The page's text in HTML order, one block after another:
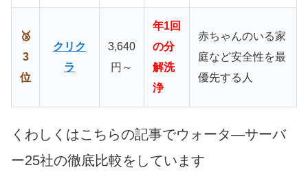
🥉
3
位
クリク
ラ
3,640
円～
年1回
の分
解洗
浄
赤ちゃんのいる家
庭など安全性を最
優先する人
くわしくはこちらの記事でウォータ―サーバ
ー25社の徹底比較をしています